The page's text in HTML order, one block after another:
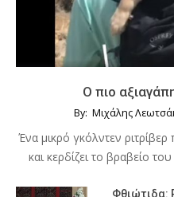
Ο πιο
By: Μιχάλης
Ένα μικρό γκόλντεν
και κερδίζει το βραβείο
Φθιώτιδα: